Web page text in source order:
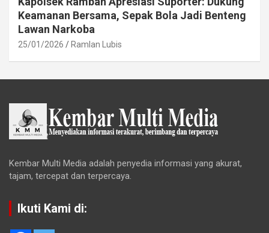
Keamanan Bersama, Sepak Bola Jadi Benteng
Lawan Narkoba
25/01/2026 Ramlan Lubis
Kembar Multi Media adalah penyedia informasi yang akurat,
tajam, tercepat dan terpercaya.
Ikuti Kami di: